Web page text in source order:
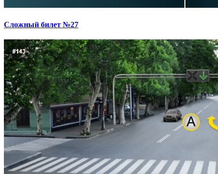
Сложный билет №27